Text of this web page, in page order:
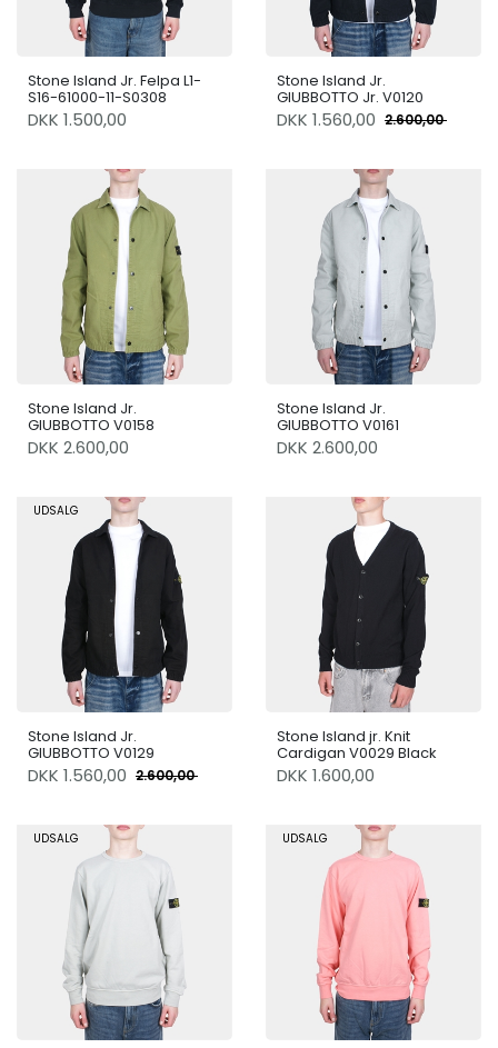
Stone Island Jr. Felpa L1-
S16-61000-11-S0308
DKK 1.500,00
Stone Island Jr.
GIUBBOTTO Jr. V0120
DKK 1.560,00 2.600,00
Stone Island Jr.
GIUBBOTTO V0158
DKK 2.600,00
Stone Island Jr.
GIUBBOTTO V0161
DKK 2.600,00
UDSALG
Stone Island Jr.
GIUBBOTTO V0129
DKK 1.560,00 2.600,00
Stone Island jr. Knit
Cardigan V0029 Black
DKK 1.600,00
UDSALG UDSALG